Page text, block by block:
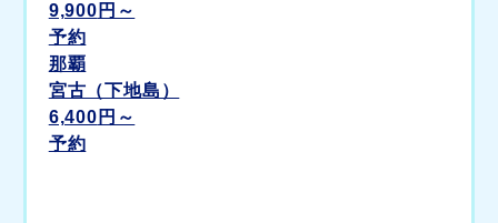
9,900 円～
予約
那覇
宮古（下地島）
6,400 円～
予約